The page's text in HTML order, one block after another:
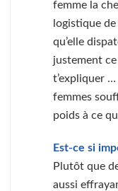
femme la
logistique
qu’elle
justement
t’expliquer
femmes
poids à ce
Est-ce si
Plutôt que
aussi